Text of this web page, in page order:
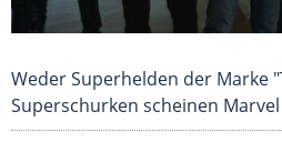
Weder Superhelden der Marke
Superschurken scheinen